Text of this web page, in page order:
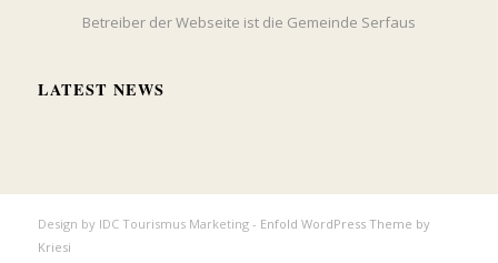
Betreiber der Webseite ist die Gemeinde Serfaus
LATEST NEWS
Design by IDC Tourismus Marketing - Enfold WordPress Theme by
Kriesi